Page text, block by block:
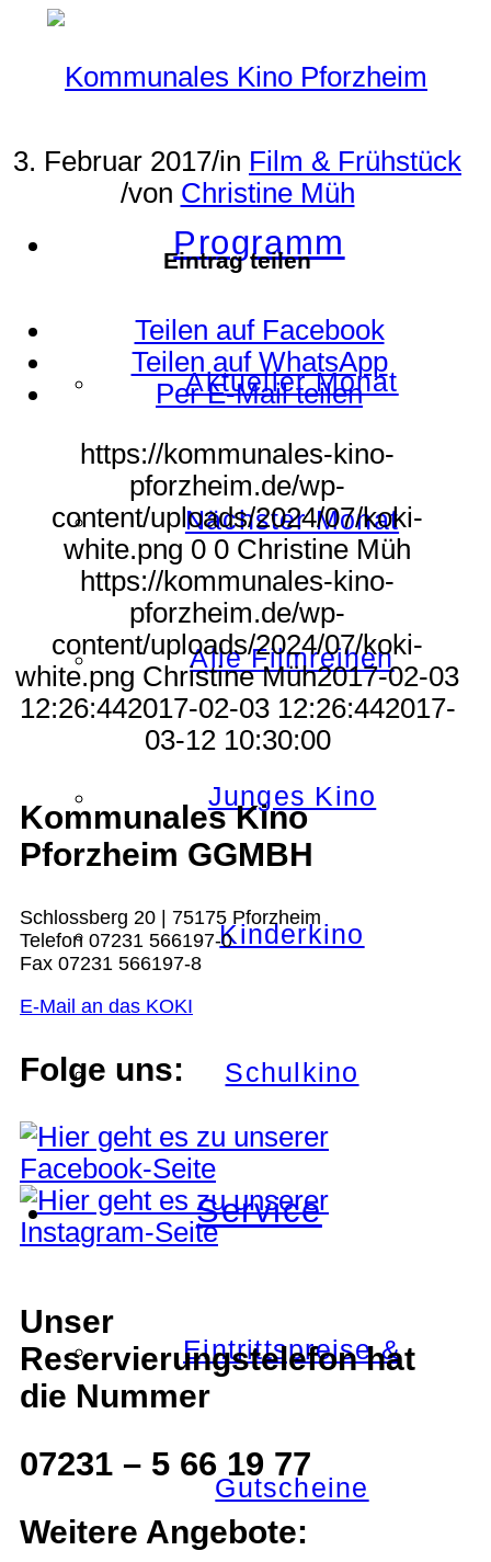
Programm
Aktueller Monat
Nächster Monat
Alle Filmreihen
Junges Kino
Kinderkino
Schulkino
Service
Eintrittspreise &
Gutscheine
3. Februar 2017/in Film & Frühstück
/von Christine Müh
Eintrag teilen
Teilen auf Facebook
Teilen auf WhatsApp
Per E-Mail teilen
https://kommunales-kino-
pforzheim.de/wp-
content/uploads/2024/07/koki-
white.png 0 0 Christine Müh
https://kommunales-kino-
pforzheim.de/wp-
content/uploads/2024/07/koki-
white.png Christine Müh2017-02-03
12:26:442017-02-03 12:26:442017-
03-12 10:30:00
Kommunales Kino
Pforzheim GGMBH
Schlossberg 20 | 75175 Pforzheim
Telefon 07231 566197-0
Fax 07231 566197-8
E-Mail an das KOKI
Folge uns:
Unser
Reservierungstelefon hat
die Nummer
07231 – 5 66 19 77
Weitere Angebote: